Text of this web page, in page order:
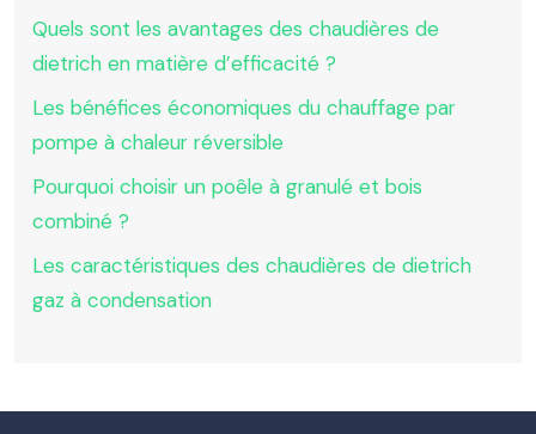
Quels sont les avantages des chaudières de
dietrich en matière d’efficacité ?
Les bénéfices économiques du chauffage par
pompe à chaleur réversible
Pourquoi choisir un poêle à granulé et bois
combiné ?
Les caractéristiques des chaudières de dietrich
gaz à condensation